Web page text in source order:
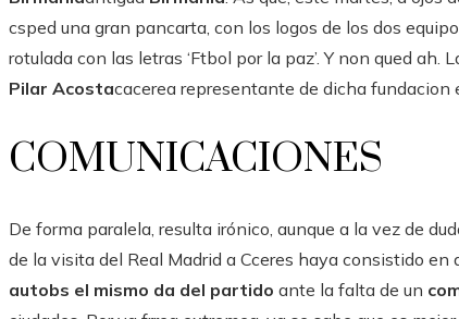
csped una gran pancarta, con los logos de los dos
rotulada con las letras ‘Ftbol por la paz’. Y non qued
Pilar Acostacacerea representante de dicha fundacion
COMUNICACIONES
De forma paralela, resulta irónico, aunque a la vez de
de la visita del Real Madrid a Cceres haya consistido en
autobs el mismo da del partido ante la falta de un